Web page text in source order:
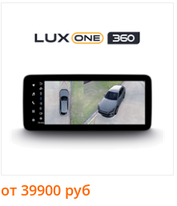
от 39900 руб